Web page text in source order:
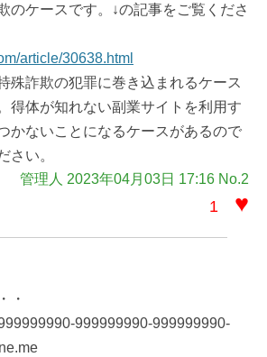
のケースです。↓の記事をご覧くださ
article/30638.html
殊詐欺の犯罪に巻き込まれるケース
得体が知れない副業サイトを利用す
かないことになるケースがあるので
さい。
管理人 2023年04月03日 17:16 No.2
1 ♥
・
999999990-999999990-